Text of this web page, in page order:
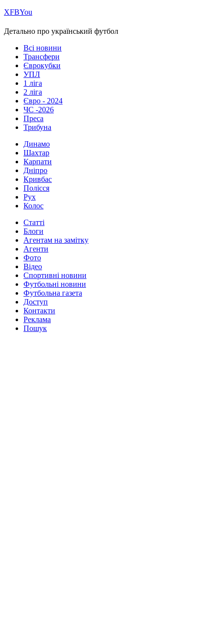
ХFBYou
Детально про український футбол
Всі новини
Трансфери
Єврокубки
УПЛ
1 ліга
2 ліга
Євро - 2024
ЧС -2026
Преса
Трибуна
Динамо
Шахтар
Карпати
Дніпро
Кривбас
Полісся
Рух
Колос
Статті
Блоги
Агентам на замітку
Агенти
Фото
Відео
Спортивні новини
Футбольні новини
Футбольна газета
Доступ
Контакти
Реклама
Пошук